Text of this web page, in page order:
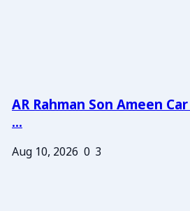
AR Rahman Son Ameen
...
Aug 10, 2026 0 3